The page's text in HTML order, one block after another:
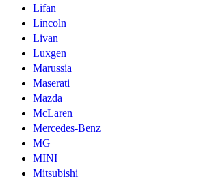
Lifan
Lincoln
Livan
Luxgen
Marussia
Maserati
Mazda
McLaren
Mercedes-Benz
MG
MINI
Mitsubishi